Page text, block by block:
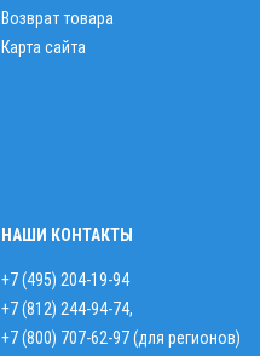
Возврат товара
Карта сайта
НАШИ КОНТАКТЫ
+7 (495) 204-19-94
+7 (812) 244-94-74,
+7 (800) 707-62-97 (для регионов)